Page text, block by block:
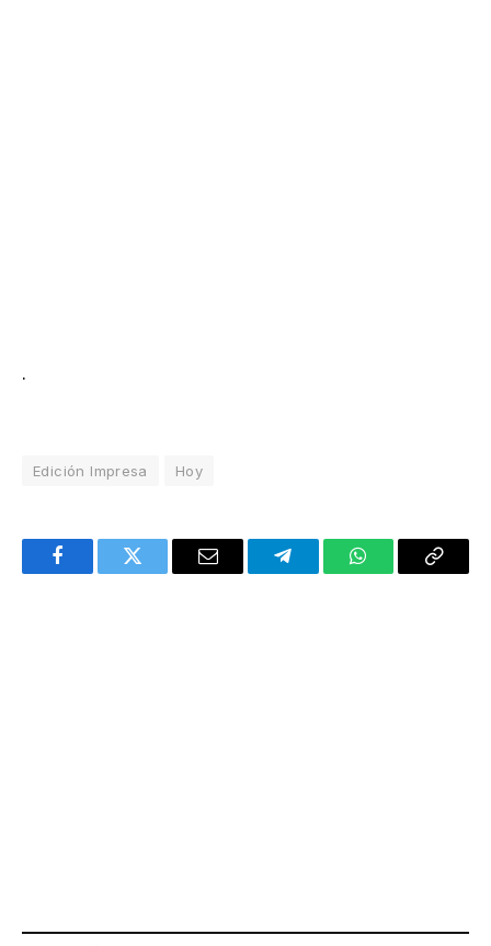
.
Edición Impresa Hoy
FacebookTwitter Email TelegramWhatsAppCopy